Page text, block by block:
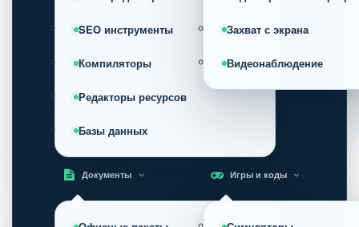
SEO инструменты
Компиляторы
Редакторы ресурсов
Базы данных
Захват с экрана
Видеонаблюдение
Документы Игры и коды